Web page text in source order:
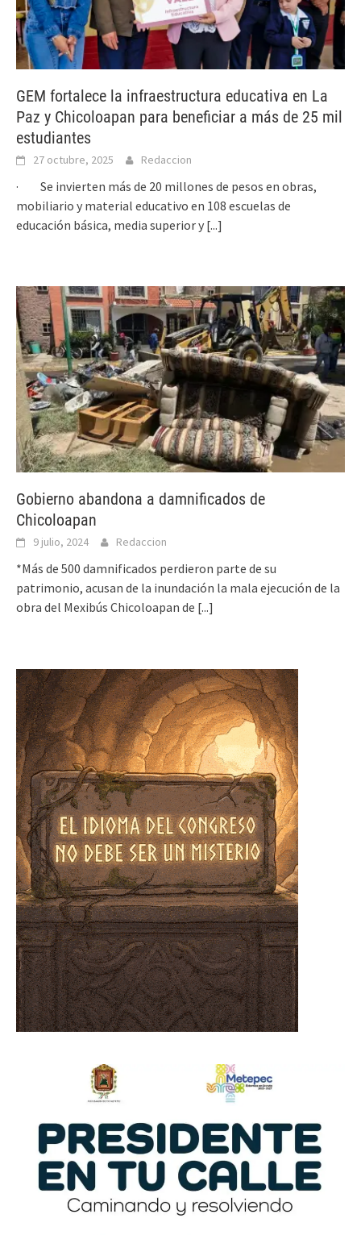
GEM fortalece la infraestructura educativa en La
Paz y Chicoloapan para beneficiar a más de 25 mil
estudiantes
27 octubre, 2025 Redaccion
· Se invierten más de 20 millones de pesos en obras,
mobiliario y material educativo en 108 escuelas de
educación básica, media superior y [...]
Gobierno abandona a damnificados de
Chicoloapan
9 julio, 2024 Redaccion
*Más de 500 damnificados perdieron parte de su
patrimonio, acusan de la inundación la mala ejecución de la
obra del Mexibús Chicoloapan de [...]